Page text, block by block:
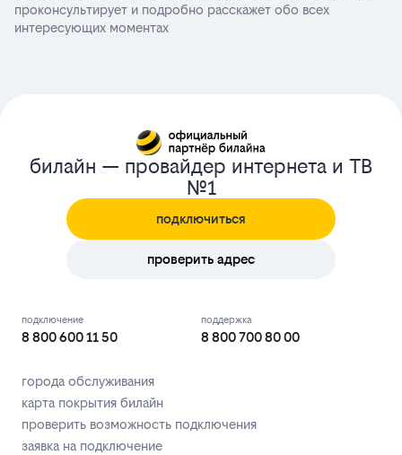
проконсультирует и подробно расскажет обо всех
интересующих моментах
билайн — провайдер интернета и ТВ
№1
подключиться
проверить адрес
подключение
8 800 600 11 50
поддержка
8 800 700 80 00
города обслуживания
карта покрытия билайн
проверить возможность подключения
заявка на подключение